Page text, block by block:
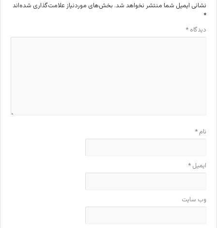
نشانی ایمیل شما منتشر نخواهد شد. بخش‌های موردنیاز علامت‌گذاری شده‌اند
*
دیدگاه*
نام*
ایمیل*
وب‌ سایت